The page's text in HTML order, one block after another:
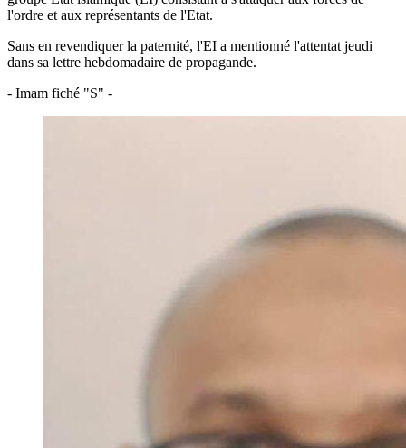
l'ordre et aux représentants de l'Etat.
Sans en revendiquer la paternité, l'EI a mentionné l'attentat jeudi
dans sa lettre hebdomadaire de propagande.
- Imam fiché "S" -